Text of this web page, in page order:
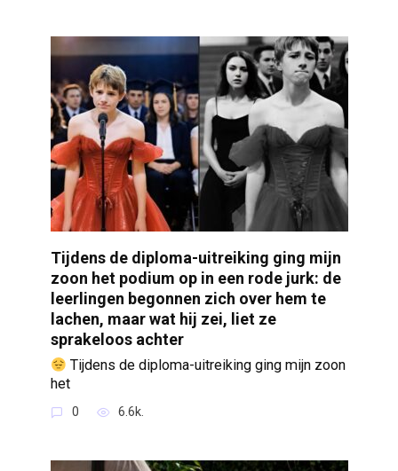
Tijdens de diploma-uitreiking ging mijn
zoon het podium op in een rode jurk: de
leerlingen begonnen zich over hem te
lachen, maar wat hij zei, liet ze
sprakeloos achter
Tijdens de diploma-uitreiking ging mijn zoon
het
0 6.6k.